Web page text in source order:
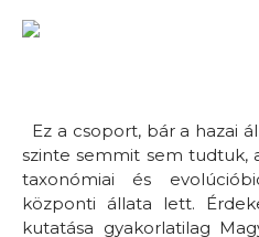
Ez a csoport, bár a hazai
szinte semmit sem tudtuk,
taxonómiai és
központi állata lett.
kutatása gyakorlatilag